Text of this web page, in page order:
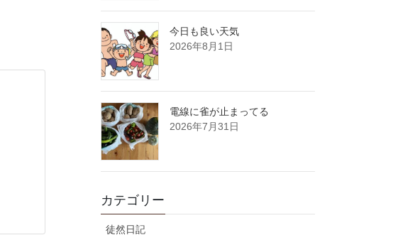
今日も良い天気
2026年8月1日
電線に雀が止まってる
2026年7月31日
カテゴリー
徒然日記